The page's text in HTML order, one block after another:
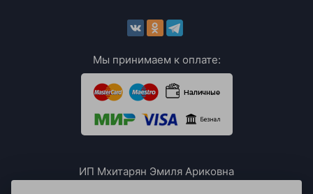
Мы принимаем к оплате:
ИП Мхитарян Эмиля Ариковна
ИНН: 771385063807